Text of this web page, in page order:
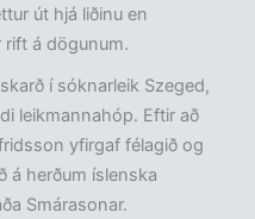
út hjá liðinu en
á dögunum.
í sóknarleik Szeged,
leikmannahóp. Eftir að
yfirgaf félagið og
á herðum íslenska
Smárasonar.